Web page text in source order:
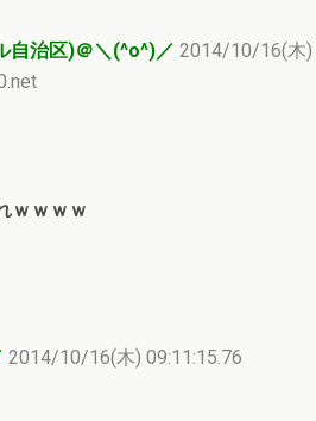
自治区)＠＼(^o^)／ 2014/10/16(木)
ｗｗｗｗ
2014/10/16(木) 09:11:15.76